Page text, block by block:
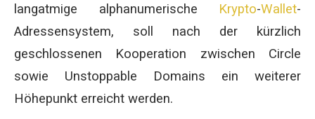
langatmige alphanumerische Krypto-Wallet-
Adressensystem, soll nach der kürzlich
geschlossenen Kooperation zwischen Circle
sowie Unstoppable Domains ein weiterer
Höhepunkt erreicht werden.